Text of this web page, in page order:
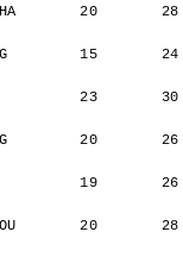
20       28
15       24
23       30
20       26
19       26
20       28